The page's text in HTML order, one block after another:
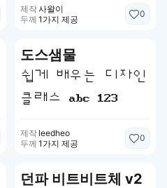
제작사왈이
두께 1가지 제공
0
도스샘물
쉽게 배우는 디자인
클래스 abc 123
제작 leedheo
두께 1가지 제공
0
던파 비트비트체 v2